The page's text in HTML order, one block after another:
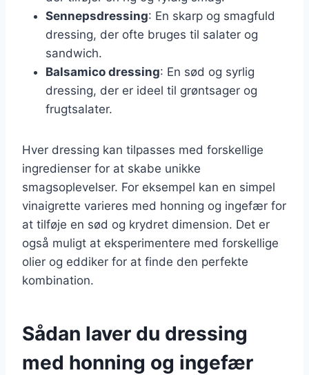
Sennepsdressing: En skarp og smagfuld
dressing, der ofte bruges til salater og
sandwich.
Balsamico dressing: En sød og syrlig
dressing, der er ideel til grøntsager og
frugtsalater.
Hver dressing kan tilpasses med forskellige
ingredienser for at skabe unikke
smagsoplevelser. For eksempel kan en simpel
vinaigrette varieres med honning og ingefær for
at tilføje en sød og krydret dimension. Det er
også muligt at eksperimentere med forskellige
olier og eddiker for at finde den perfekte
kombination.
Sådan laver du dressing
med honning og ingefær